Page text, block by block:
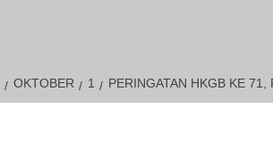
OKTOBER 1 PERINGATAN HKGB KE 71,